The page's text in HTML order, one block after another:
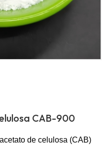
CAB-900
de celulosa (CAB)